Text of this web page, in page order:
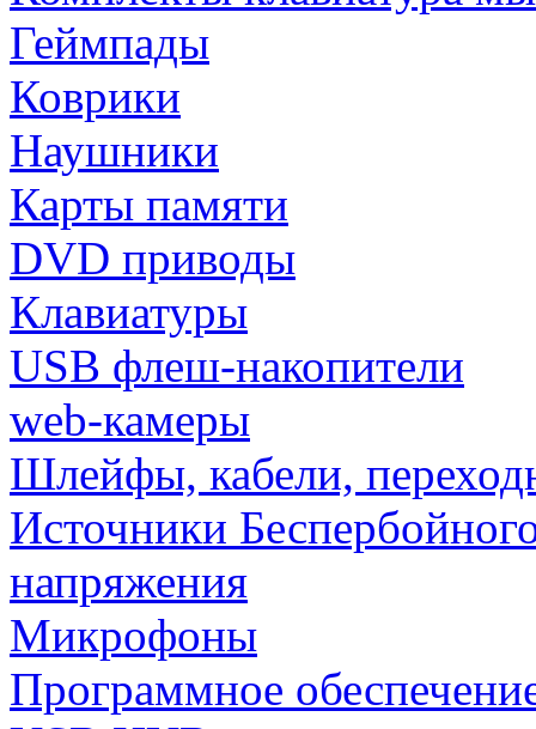
Геймпады
Коврики
Наушники
Карты памяти
DVD приводы
Клавиатуры
USB флеш-накопители
web-камеры
Шлейфы, кабели,
Источники
напряжения
Микрофоны
Программное